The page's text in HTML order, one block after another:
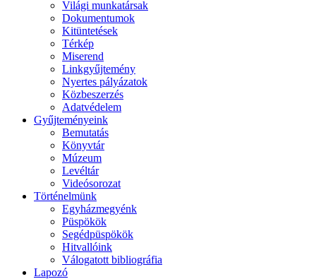
Világi munkatársak
Dokumentumok
Kitüntetések
Térkép
Miserend
Linkgyűjtemény
Nyertes pályázatok
Közbeszerzés
Adatvédelem
Gyűjteményeink
Bemutatás
Könyvtár
Múzeum
Levéltár
Videósorozat
Történelmünk
Egyházmegyénk
Püspökök
Segédpüspökök
Hitvallóink
Válogatott bibliográfia
Lapozó